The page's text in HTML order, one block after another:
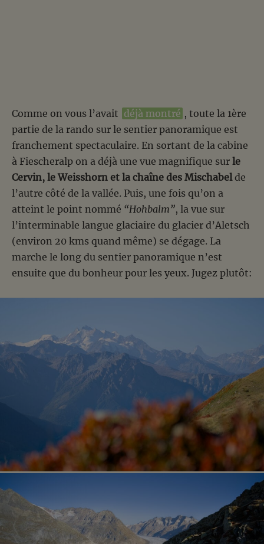
Comme on vous l’avait déjà montré , toute la 1ère
partie de la rando sur le sentier panoramique est
franchement spectaculaire. En sortant de la cabine
à Fiescheralp on a déjà une vue magnifique sur le
Cervin, le Weisshorn et la chaîne des Mischabelde
l’autre côté de la vallée. Puis, une fois qu’on a
atteint le point nommé “Hohbalm”, la vue sur
l’interminable langue glaciaire du glacier d’Aletsch
(environ 20 kms quand même) se dégage. La
marche le long du sentier panoramique n’est
ensuite que du bonheur pour les yeux. Jugez plutôt: